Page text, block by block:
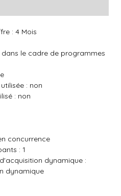
: 4 Mois
le cadre de programmes
: non
: non
concurrence
: 1
dynamique :
dynamique